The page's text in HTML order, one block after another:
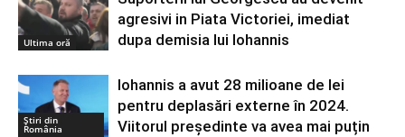
Ultima oră
agresivi in Piata Victoriei, imediat
dupa demisia lui Iohannis
Știri din
România
Iohannis a avut 28 milioane de lei
pentru deplasări externe în 2024.
Viitorul președinte va avea mai puțin